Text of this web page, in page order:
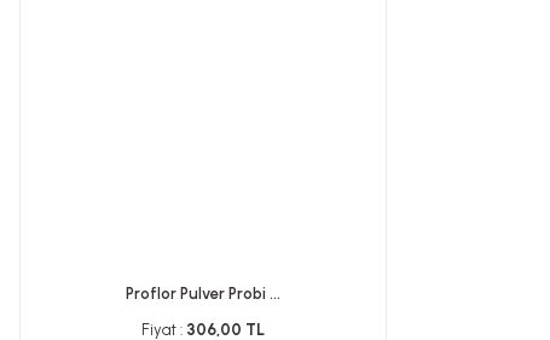
Proflor Pulver Probi ...
Fiyat : 306,00 TL